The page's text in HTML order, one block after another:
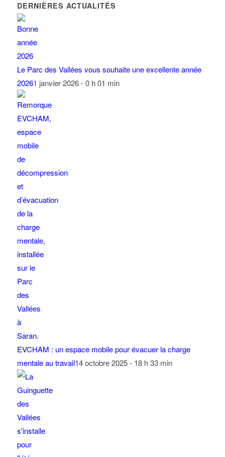
DERNIÈRES ACTUALITÉS
Le Parc des Vallées vous souhaite une excellente année
20261 janvier 2026 - 0 h 01 min
EVCHAM : un espace mobile pour évacuer la charge
mentale au travail14 octobre 2025 - 18 h 33 min